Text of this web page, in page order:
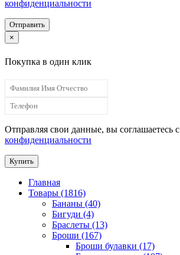
конфиденциальности
Отправить
×
Покупка в один клик
Отправляя свои данные, вы соглашаетесь с
конфиденциальности
Купить
Главная
Товары (1816)
Бананы (40)
Бигуди (4)
Браслеты (13)
Броши (167)
Броши булавки (17)